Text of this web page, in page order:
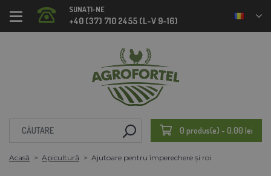
SUNAȚI-NE
+40 (37) 710 2455 (L-V 9-16)
0 produs(e) - 0,00 lei
Acasă Apicultură Ajutoare pentru împerechere și roi